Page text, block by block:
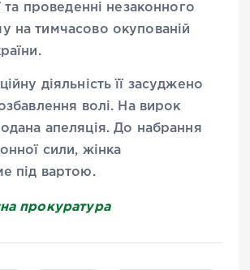
та проведенні незаконного
на тимчасово окупованій
діяльність її засуджено
волі. На вирок
апеляція. До набрання
сили, жінка
під вартою.
прокуратура